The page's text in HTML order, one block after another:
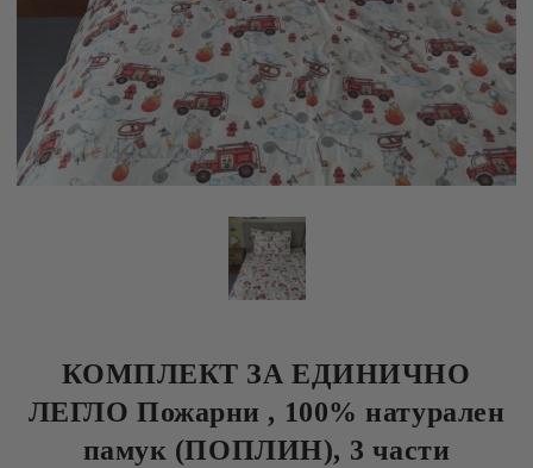
КОМПЛЕКТ ЗА ЕДИНИЧНО
ЛЕГЛО Пожарни , 100% натурален
памук (ПОПЛИН), 3 части